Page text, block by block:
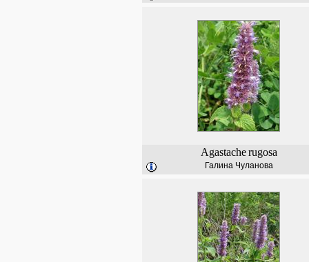
Agastache rugosa
Галина Чуланова